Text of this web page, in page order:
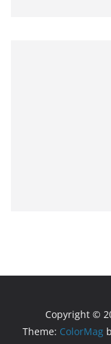
Copyright ©
Theme: ColorMag